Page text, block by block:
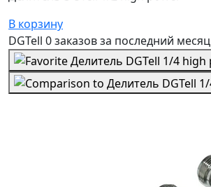
В корзину
DGTell 0 заказовза последний месяц